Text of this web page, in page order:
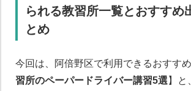
られる教習所一覧とおすすめ
とめ
今回は、阿倍野区で利用できるおすす
習所のペーパードライバー講習5選 】と